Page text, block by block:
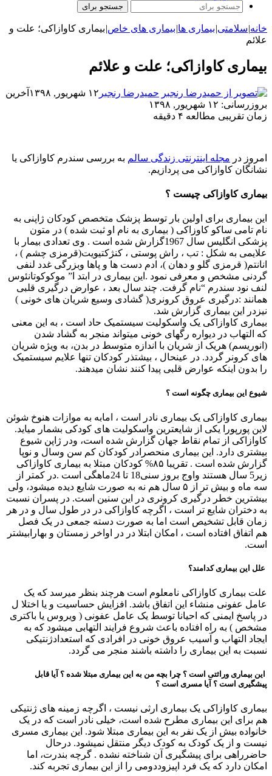
جستجو برای
خانه|سلامتی|بیماری ها|بیماری های خاص|بیماری کاوازاکی؛ علت و
علائم
بیماری کاوازاکی؛ علت و علائم
حمیدرضا رنجبر ۱۲ شهریور, ۱۳۹۸
آخرین
بروزرسانی: ۱۲ شهریور, ۱۳۹۸
زمان تقریبی مطالعه ۴ دقیقه
امروز در مجله اینترنتی زندگی سالم به بررسی سندرم کاوازاکی یا
نشانگان کاوازاکی می پردازیم.
بیماری کاوازاکی چیست ؟
این بیماری برای اولین بار توسط پزشک متخصص کودکان ژاپنی به
نام تامی ساکو کاوزاکی ( بیماری به نام او ثبت شده ) در متون
پزشکی انگلیس سال 1967گزارش شده است . وی تعدادی بیمار با
علایمی به شکل : تب ، راش پوستی ، کنژکتیویت(قرمزی چشم ) ،
انانتم( قرمزی گلو و دهان )، ادم دست ها و پاها وبزرگی غدد لنفی
گردنی مشخص و معرفی نمود .این بیماری در ابتد ا” موکوکوتانئوس
لنف نود سندرم “نام گرفت. چند سال بعد ، عوارض درگیری قلبی
همانند :درگیری عروق کرونری( گشادی وسیع شریان های خونی )
نیزدر این بیماری گزارش شد.
بیماری کاوازاکی یک واسکولیت سیستمیک حاد است ، به این معنی
که التهاب در دیواره رگهای خونی میتواند منجر به گشاد شدن
(انوریسم) هریک از شریان با اندازه متوسط در بدن، به ویژه شریان
های کرونر گردد. در عینحال ، بیشتذر کودکان تنها علایم سیستمیک
را بدون اینکه عوارض قلبی پیدا کنند نشان میدهند.
شیوع این بیماری چگونه است ؟
بیماری کاوازاکی یک بیماری نادر است ، امابه به موازات هنوخ شوئن
لاین پورپورا یکی از شایعترین واسکولیت های کودکی بشمار میاید.
کاوازاکی از تمام نقاط جهان گزارش شده است، ودر ژاپن شیوع
بیشتری دارد. این بیماری منحصرادر کودکان کم سن وسال و نوپا
گزارش شده است . تقریبا ۸۵% کودکان مبتلا به بیماری کاوازاکی
زیر5 سال هستند واوج بروز سنی18 تا 24ماهگی است .در کمتر از
سه ماه و بیش تر از ۵ سال هم نه به صورت شایع دیده میشود، ولی
بیشترین خطر درگیری کرونری در این سنین است. در پسران نسبت
به دختران شایع تر است ، اگرچه کاوازاکی در در طول سال و در هر
زمان قابل تشخیص است اما به صورت دسته جمعی در یک فصل
هم اتفاق افتاده است ، امکان ابتلا در در اواخر زمستان و بهارابیشتر
است.
علل این بیماری کدامند؟
علت بیماری کاوازاکی نامعلوم است هرچند بنظر میرسد که یک
عامل عفونی منشاء این اتفاق باشد. افزایش حساسیت و یا اختلا ل
در پاسخ ایمنی که احیانا توسط یک عامل عفونی ( ویروس یا باکتری
مشخص ) به راه افتاده باعث شروع فرایند التهابی میشود که به
ایجاد التهاب و آسیب عروق خونی در افرادی که استعدادژنتیکی
نسبت به این بیماری را داشته باشند منجر می گردد.
این بیماری وراثتی است ؟ چرا بچه من به این بیماری مبتلا شده ؟ آیا قابل
پیشگیری است ؟ آیا مسری است ؟
بیماری کاوازاکی یک بیماری ارثی نیست ، اگرچه زمینه های ژنتیکی
هم برای این بیماری مطرح شده است، خیلی نادر است که در یک
خانواده بیش از یک نفر به این بیماری مبتلا شود. این بیماری مسری
نیست و از یک کودک به کودک دیگر منتقل نمیشود. درحال
حاضرراهی برای پیشگیری آن شناخته نشده . گرچه بندرت، اما
امکان دارد که یک فرد اپیزوددومی را از این بیماری تجربه کند.